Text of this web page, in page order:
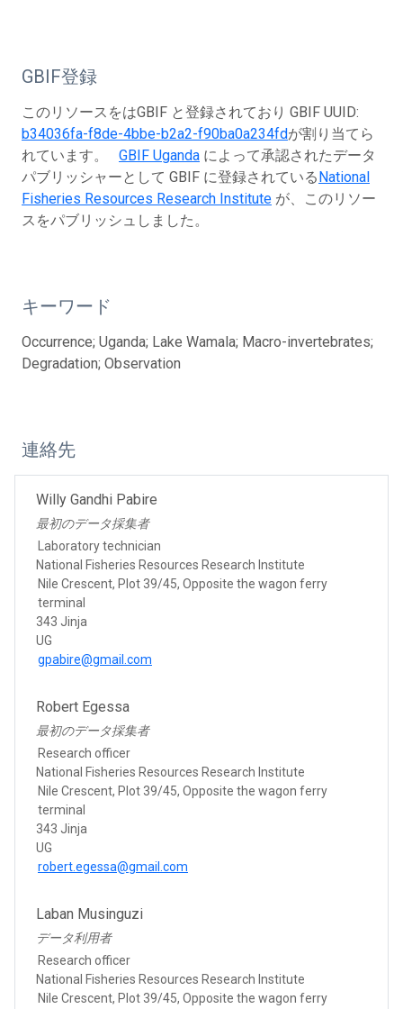
GBIF登録
このリソースをはGBIF と登録されており GBIF UUID:
b34036fa-f8de-4bbe-b2a2-f90ba0a234fdが割り当てら
れています。 GBIF Uganda によって承認されたデータ
パブリッシャーとして GBIF に登録されているNational
Fisheries Resources Research Institute が、このリソー
スをパブリッシュしました。
キーワード
Occurrence; Uganda; Lake Wamala; Macro-invertebrates;
Degradation; Observation
連絡先
Willy Gandhi Pabire
最初のデータ採集者
Laboratory technician
National Fisheries Resources Research Institute
Nile Crescent, Plot 39/45, Opposite the wagon ferry
terminal
343 Jinja
UG
gpabire@gmail.com
Robert Egessa
最初のデータ採集者
Research officer
National Fisheries Resources Research Institute
Nile Crescent, Plot 39/45, Opposite the wagon ferry
terminal
343 Jinja
UG
robert.egessa@gmail.com
Laban Musinguzi
データ利用者
Research officer
National Fisheries Resources Research Institute
Nile Crescent, Plot 39/45, Opposite the wagon ferry